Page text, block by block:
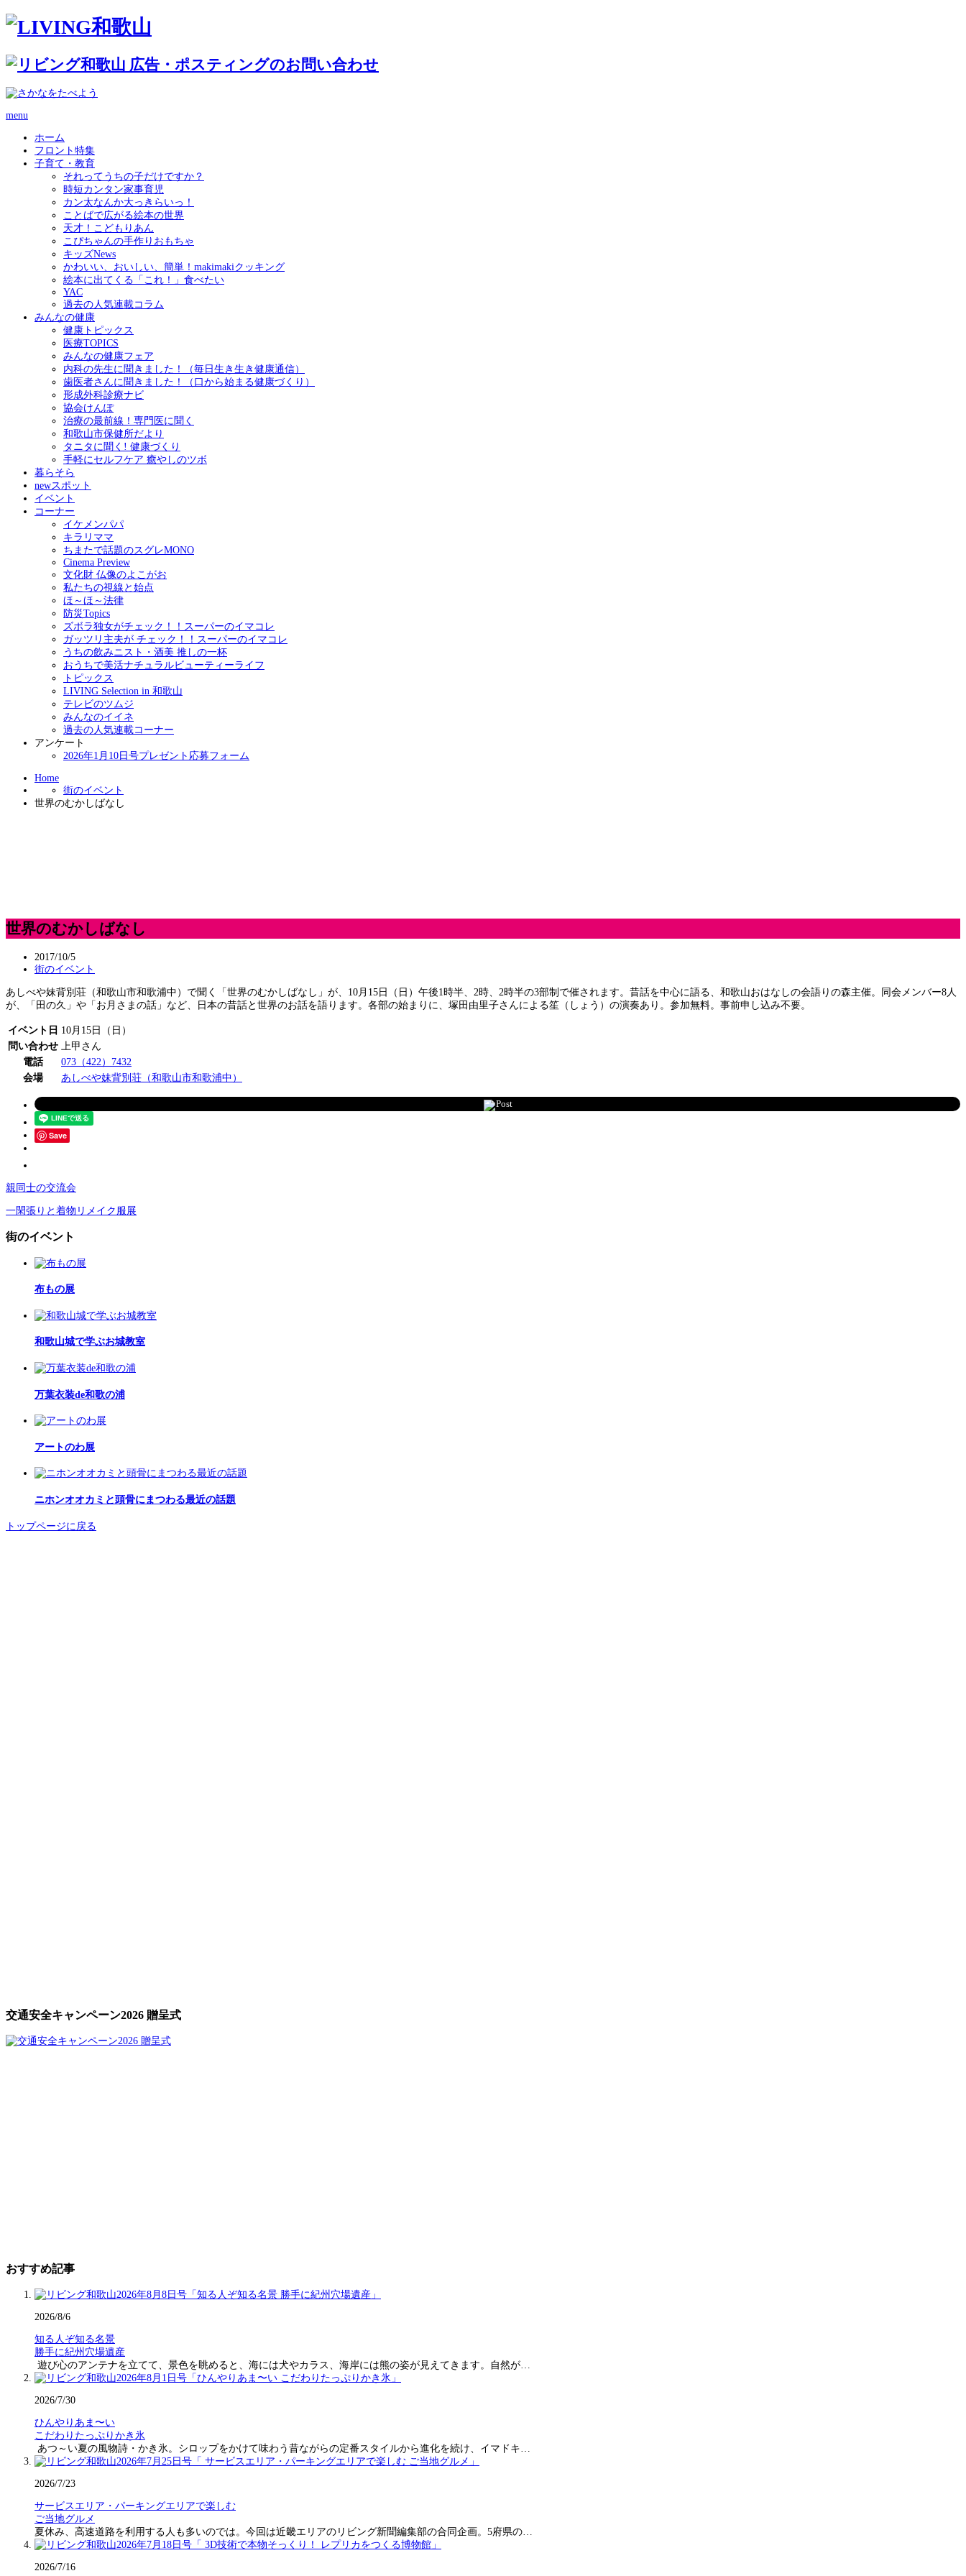
menu
ホーム
フロント特集
子育て・教育
それってうちの子だけですか？
時短カンタン家事育児
カン太なんか大っきらいっ！
ことばで広がる絵本の世界
天才！こどもりあん
こぴちゃんの手作りおもちゃ
キッズNews
かわいい、おいしい、簡単！makimakiクッキング
絵本に出てくる「これ！」食べたい
YAC
過去の人気連載コラム
みんなの健康
健康トピックス
医療TOPICS
みんなの健康フェア
内科の先生に聞きました！（毎日生き生き健康通信）
歯医者さんに聞きました！（口から始まる健康づくり）
形成外科診療ナビ
協会けんぽ
治療の最前線！専門医に聞く
和歌山市保健所だより
タニタに聞く! 健康づくり
手軽にセルフケア 癒やしのツボ
暮らそら
newスポット
イベント
コーナー
イケメンパパ
キラリママ
ちまたで話題のスグレMONO
Cinema Preview
文化財 仏像のよこがお
私たちの視線と始点
ほ～ほ～法律
防災Topics
ズボラ独女がチェック！！スーパーのイマコレ
ガッツリ主夫が チェック！！スーパーのイマコレ
うちの飲みニスト・酒美 推しの一杯
おうちで美活ナチュラルビューティーライフ
トピックス
LIVING Selection in 和歌山
テレビのツムジ
みんなのイイネ
過去の人気連載コーナー
アンケート
2026年1月10日号プレゼント応募フォーム
Home
街のイベント
世界のむかしばなし
世界のむかしばなし
2017/10/5
街のイベント
あしべや妹背別荘（和歌山市和歌浦中）で聞く「世界のむかしばなし」が、10月15日（日）午後1時半、2時、2時半の3部制で催されます。昔話を中心に語る、和歌山おはなしの会語りの森主催。同会メンバー8人
が、「田の久」や「お月さまの話」など、日本の昔話と世界のお話を語ります。各部の始まりに、塚田由里子さんによる笙（しょう）の演奏あり。参加無料。事前申し込み不要。
イベント日 10月15日（日）
問い合わせ
上甲さん
電話
073（422）7432
会場
あしべや妹背別荘（和歌山市和歌浦中）
Post
Save
親同士の交流会
一閑張りと着物リメイク服展
街のイベント
布もの展
和歌山城で学ぶお城教室
万葉衣装de和歌の浦
アートのわ展
ニホンオオカミと頭骨にまつわる最近の話題
トップページに戻る
交通安全キャンペーン2026 贈呈式
おすすめ記事
2026/8/6
知る人ぞ知る名景
勝手に紀州穴場遺産
遊び心のアンテナを立てて、景色を眺めると、海には犬やカラス、海岸には熊の姿が見えてきます。自然が…
2026/7/30
ひんやりあま〜い
こだわりたっぷりかき氷
あつ～い夏の風物詩・かき氷。シロップをかけて味わう昔ながらの定番スタイルから進化を続け、イマドキ…
2026/7/23
サービスエリア・パーキングエリアで楽しむ
ご当地グルメ
夏休み、高速道路を利用する人も多いのでは。今回は近畿エリアのリビング新聞編集部の合同企画。5府県の…
2026/7/16